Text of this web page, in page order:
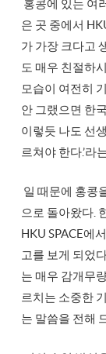
홍콩에 있는 여
은 곳 중에서
가 가장 크다고
도 매우 친절하
모습이 여전히
안 그랬으면 한
이렇듯 나도 선
르쳐야 한다.’라
일 때문에 홍콩
으로 돌아왔다.
HKU SPACE에
고를 보게 되었
는 매우 감개무
르치는 소중한
는 말씀을 전해